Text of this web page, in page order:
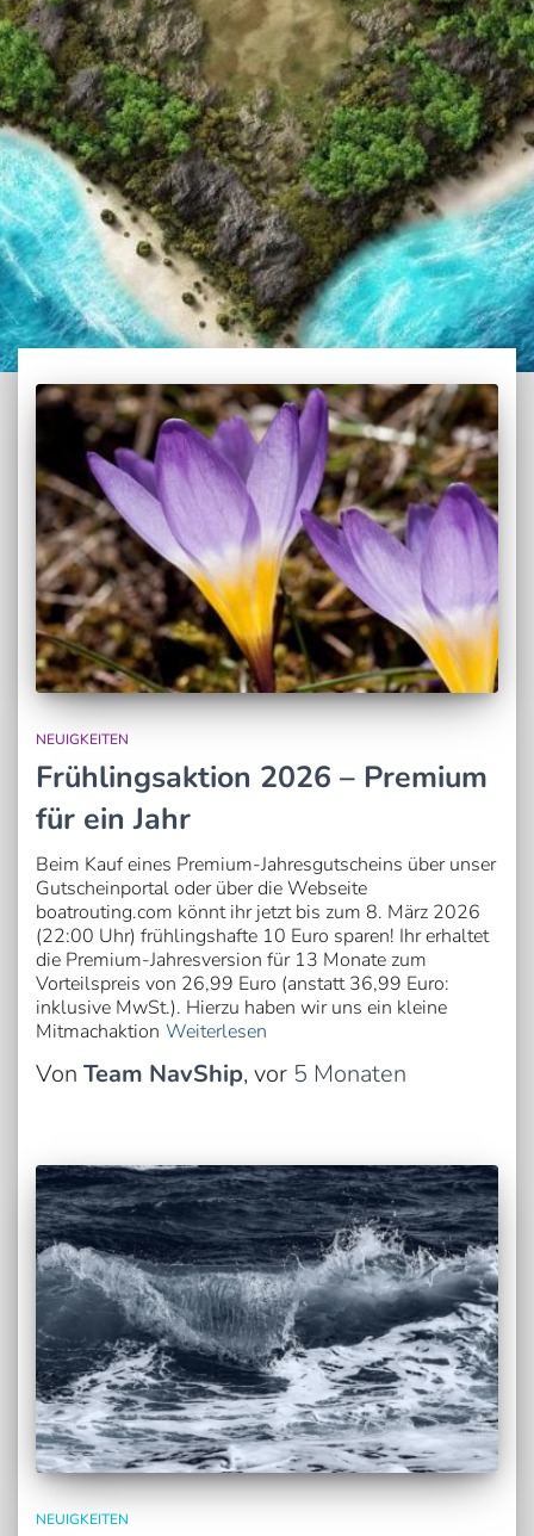
NEUIGKEITEN
Frühlingsaktion 2026 – Premium
für ein Jahr
Beim Kauf eines Premium-Jahresgutscheins über unser
Gutscheinportal oder über die Webseite
boatrouting.com könnt ihr jetzt bis zum 8. März 2026
(22:00 Uhr) frühlingshafte 10 Euro sparen! Ihr erhaltet
die Premium-Jahresversion für 13 Monate zum
Vorteilspreis von 26,99 Euro (anstatt 36,99 Euro:
inklusive MwSt.). Hierzu haben wir uns ein kleine
Mitmachaktion Weiterlesen
Von Team NavShip, vor 5 Monaten
NEUIGKEITEN